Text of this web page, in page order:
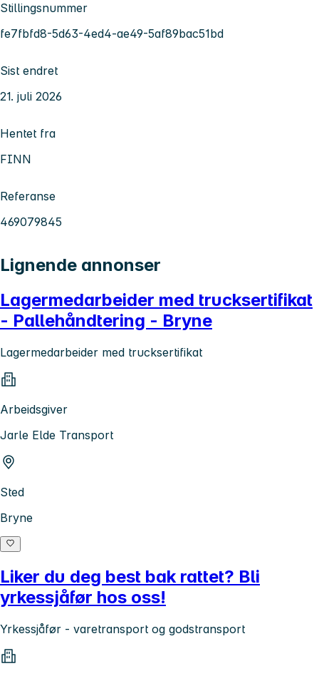
Stillingsnummer
fe7fbfd8-5d63-4ed4-ae49-5af89bac51bd
Sist endret
21. juli 2026
Hentet fra
FINN
Referanse
469079845
Lignende annonser
Lagermedarbeider med trucksertifikat
- Pallehåndtering - Bryne
Lagermedarbeider med trucksertifikat
Arbeidsgiver
Jarle Elde Transport
Sted
Bryne
Liker du deg best bak rattet? Bli
yrkessjåfør hos oss!
Yrkessjåfør - varetransport og godstransport